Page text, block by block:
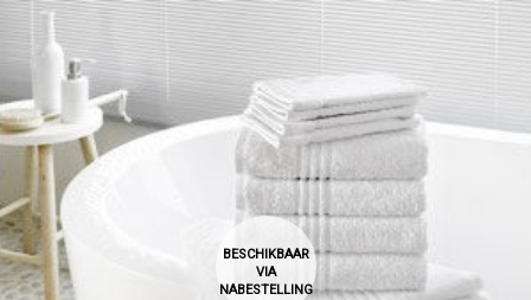
BESCHIKBAAR
VIA
NABESTELLING